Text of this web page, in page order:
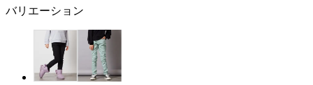
バリエーション